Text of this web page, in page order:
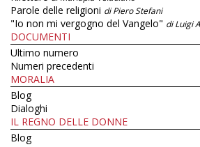
Parole delle religioni di Piero Stefani
"Io non mi vergogno del Vangelo" di Luigi
DOCUMENTI
Ultimo numero
Numeri precedenti
MORALIA
Blog
Dialoghi
IL REGNO DELLE DONNE
Blog